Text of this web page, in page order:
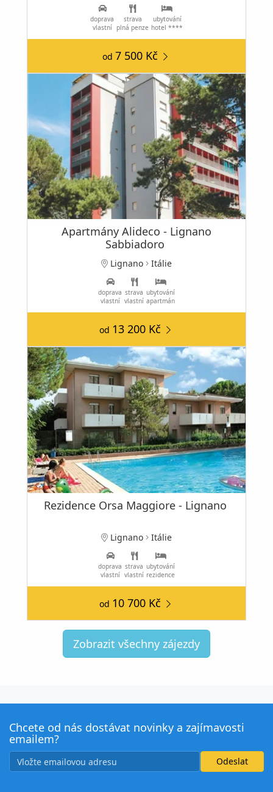
doprava
vlastní
strava
plná penze
ubytování
hotel ****
od 7 500 Kč
Apartmány Alideco - Lignano
Sabbiadoro
Lignano Itálie
doprava
vlastní
strava
vlastní
ubytování
apartmán
od 13 200 Kč
Rezidence Orsa Maggiore - Lignano
Lignano Itálie
doprava
vlastní
strava
vlastní
ubytování
rezidence
od 10 700 Kč
Zobrazit všechny zájezdy
Chcete od nás dostávat novinky a zajímavosti
emailem?